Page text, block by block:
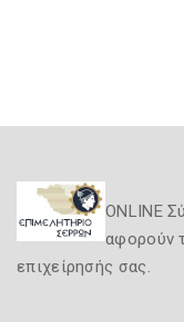
ONLINE
αφορούν
επιχείρησής σας.